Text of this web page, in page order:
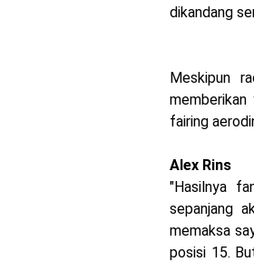
dikandang
Meskipun
fairing
Alex Rins
"Hasilnya
sepanjang
memaksa
posisi 15.